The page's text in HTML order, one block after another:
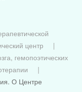
центр
гемопоэтических
О Центре